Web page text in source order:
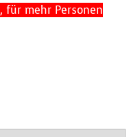
für mehr Personen